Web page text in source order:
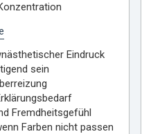
Eindruck
sein
Fremdheitsgefühl
Farben nicht passen